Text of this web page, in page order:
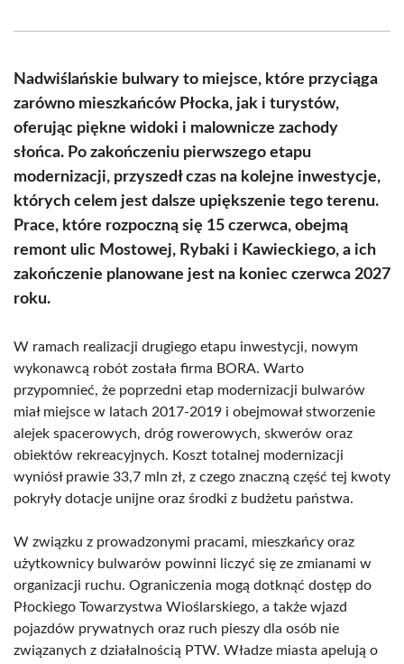
(Twitter)
Nadwiślańskie bulwary to miejsce, które przyciąga
zarówno mieszkańców Płocka, jak i turystów,
oferując piękne widoki i malownicze zachody
słońca. Po zakończeniu pierwszego etapu
modernizacji, przyszedł czas na kolejne inwestycje,
których celem jest dalsze upiększenie tego terenu.
Prace, które rozpoczną się 15 czerwca, obejmą
remont ulic Mostowej, Rybaki i Kawieckiego, a ich
zakończenie planowane jest na koniec czerwca 2027
roku.
W ramach realizacji drugiego etapu inwestycji, nowym
wykonawcą robót została firma BORA. Warto
przypomnieć, że poprzedni etap modernizacji bulwarów
miał miejsce w latach 2017-2019 i obejmował stworzenie
alejek spacerowych, dróg rowerowych, skwerów oraz
obiektów rekreacyjnych. Koszt totalnej modernizacji
wyniósł prawie 33,7 mln zł, z czego znaczną część tej kwoty
pokryły dotacje unijne oraz środki z budżetu państwa.
W związku z prowadzonymi pracami, mieszkańcy oraz
użytkownicy bulwarów powinni liczyć się ze zmianami w
organizacji ruchu. Ograniczenia mogą dotknąć dostęp do
Płockiego Towarzystwa Wioślarskiego, a także wjazd
pojazdów prywatnych oraz ruch pieszy dla osób nie
związanych z działalnością PTW. Władze miasta apelują o